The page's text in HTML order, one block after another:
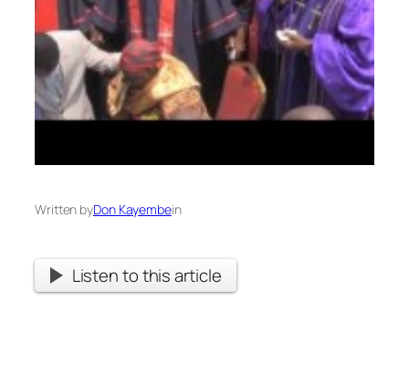
Written byDon Kayembein
Listen to this article